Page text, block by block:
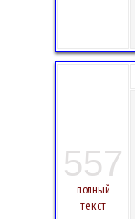
557
полный
текст